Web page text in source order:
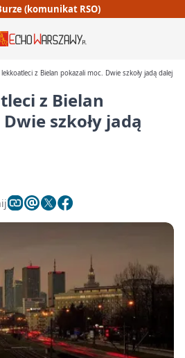
(komunikat RSO)
lekkoatleci z Bielan pokazali moc. Dwie szkoły jadą dalej
z Bielan
szkoły jadą